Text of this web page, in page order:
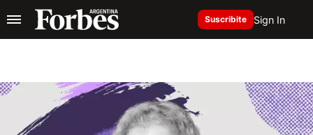
Suscribite Sign In